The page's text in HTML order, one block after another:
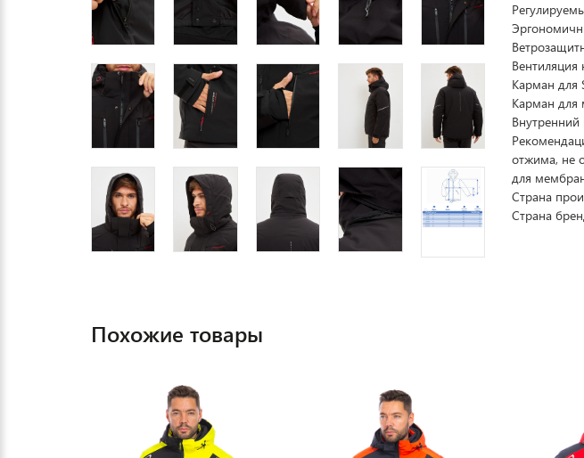
Карман для
Карман для
отжима, не
для
Страна
Страна
Похожие товары